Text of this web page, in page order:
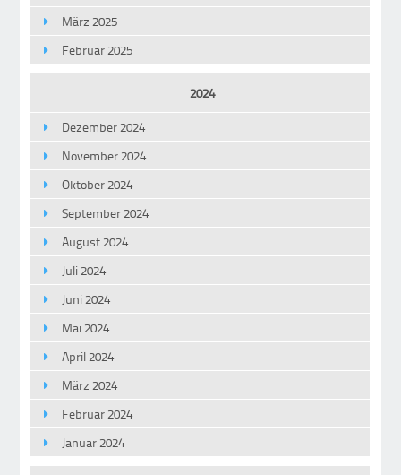
März 2025
Februar 2025
2024
Dezember 2024
November 2024
Oktober 2024
September 2024
August 2024
Juli 2024
Juni 2024
Mai 2024
April 2024
März 2024
Februar 2024
Januar 2024